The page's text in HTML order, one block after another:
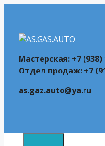
содержимому
Мастерская: +7 (938)
Отдел продаж: +7
as.gaz.auto@ya.ru